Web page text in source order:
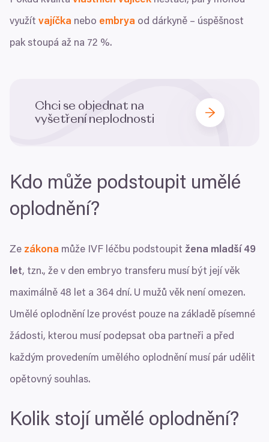
využít vajíčka nebo embrya od dárkyně – úspěšnost
pak stoupá až na 72 %.
Chci se objednat na
vyšetření neplodnosti
Kdo může podstoupit umělé
oplodnění?
Ze zákona může IVF léčbu podstoupit žena mladší 49
let, tzn., že v den embryo transferu musí být její věk
maximálně 48 let a 364 dní. U mužů věk není omezen.
Umělé oplodnění lze provést pouze na základě písemné
žádosti, kterou musí podepsat oba partneři a před
každým provedením umělého oplodnění musí pár udělit
opětovný souhlas.
Kolik stojí umělé oplodnění?